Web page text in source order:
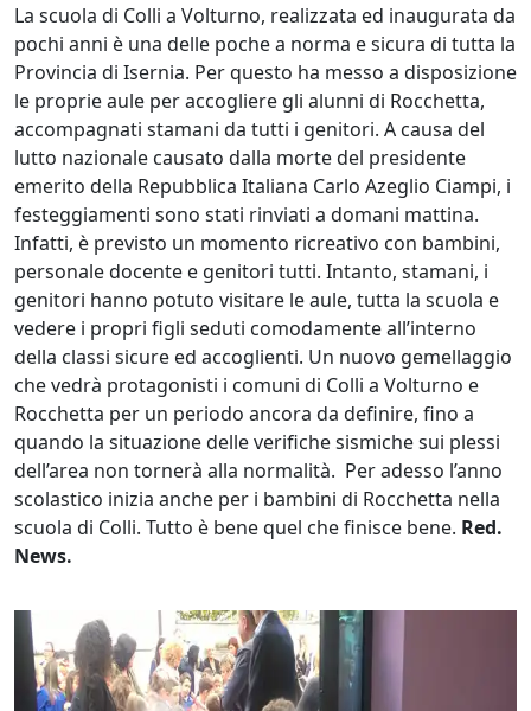
La scuola di Colli a Volturno, realizzata ed inaugurata da
pochi anni è una delle poche a norma e sicura di tutta la
Provincia di Isernia. Per questo ha messo a disposizione
le proprie aule per accogliere gli alunni di Rocchetta,
accompagnati stamani da tutti i genitori. A causa del
lutto nazionale causato dalla morte del presidente
emerito della Repubblica Italiana Carlo Azeglio Ciampi, i
festeggiamenti sono stati rinviati a domani mattina.
Infatti, è previsto un momento ricreativo con bambini,
personale docente e genitori tutti. Intanto, stamani, i
genitori hanno potuto visitare le aule, tutta la scuola e
vedere i propri figli seduti comodamente all’interno
della classi sicure ed accoglienti. Un nuovo gemellaggio
che vedrà protagonisti i comuni di Colli a Volturno e
Rocchetta per un periodo ancora da definire, fino a
quando la situazione delle verifiche sismiche sui plessi
dell’area non tornerà alla normalità. Per adesso l’anno
scolastico inizia anche per i bambini di Rocchetta nella
scuola di Colli. Tutto è bene quel che finisce bene. Red.
News.